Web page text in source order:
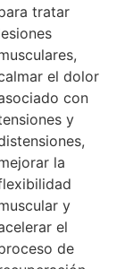
tratar
el dolor
con
y
la
y
el
de